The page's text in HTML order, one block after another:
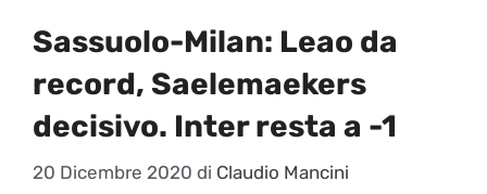
Sassuolo-Milan: Leao da
record, Saelemaekers
decisivo. Inter resta a -1
20 Dicembre 2020 di Claudio Mancini